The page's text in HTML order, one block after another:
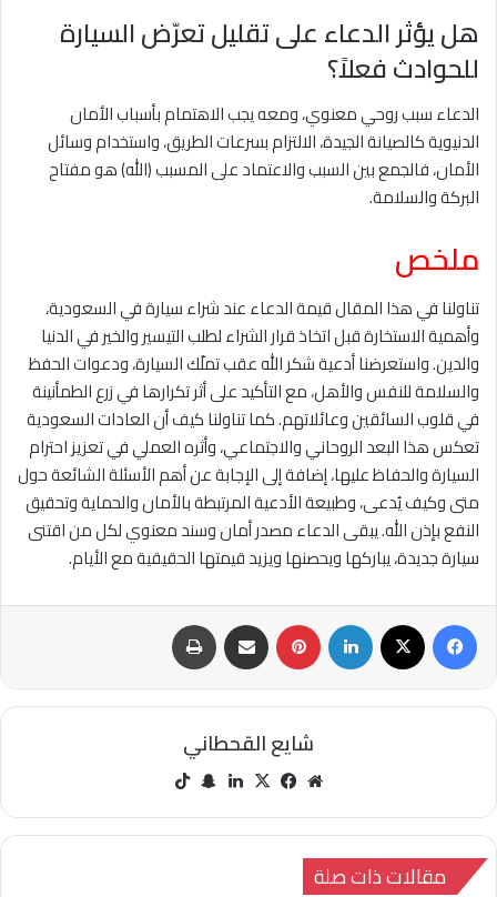
هل يؤثر الدعاء على تقليل تعرّض السيارة
للحوادث فعلاً؟
الدعاء سبب روحي معنوي، ومعه يجب الاهتمام بأسباب الأمان
الدنيوية كالصيانة الجيدة، الالتزام بسرعات الطريق، واستخدام وسائل
الأمان، فالجمع بين السبب والاعتماد على المسبب (الله) هو مفتاح
البركة والسلامة.
ملخص
تناولنا في هذا المقال قيمة الدعاء عند شراء سيارة في السعودية،
وأهمية الاستخارة قبل اتخاذ قرار الشراء لطلب التيسير والخير في الدنيا
والدين. واستعرضنا أدعية شكر الله عقب تملّك السيارة، ودعوات الحفظ
والسلامة للنفس والأهل، مع التأكيد على أثر تكرارها في زرع الطمأنينة
في قلوب السائقين وعائلاتهم. كما تناولنا كيف أن العادات السعودية
تعكس هذا البعد الروحاني والاجتماعي، وأثره العملي في تعزيز احترام
السيارة والحفاظ عليها، إضافة إلى الإجابة عن أهم الأسئلة الشائعة حول
متى وكيف يُدعى، وطبيعة الأدعية المرتبطة بالأمان والحماية وتحقيق
النفع بإذن الله. يبقى الدعاء مصدر أمان وسند معنوي لكل من اقتنى
سيارة جديدة، يباركها ويحصنها ويزيد قيمتها الحقيقية مع الأيام.
فيسبوك ‫X لينكدإن بينتيريست مشاركة عبر البريد طباعة
شايع القحطاني
مو
الوي
في
وك
‫X لينك سنا
تشا
مقالات ذات صلة